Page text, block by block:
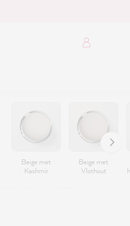
Beige met
Kashmir
Beige met
Vlothout